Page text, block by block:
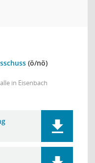
(ö/nö)
in Eisenbach